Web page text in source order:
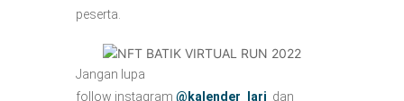
peserta.
Jangan lupa
follow instagram @kalender_lari dan